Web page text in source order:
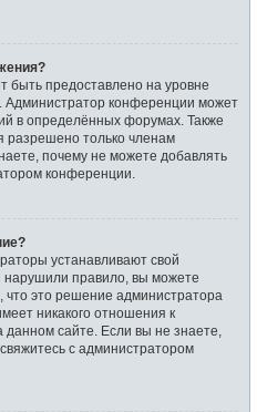
быть предоставлено на уровне
Администратор конференции может
в определённых форумах. Также
разрешено только членам
почему не можете добавлять
конференции.
устанавливают свой
нарушили правило, вы можете
что это решение администратора
никакого отношения к
сайте. Если вы не знаете,
с администратором